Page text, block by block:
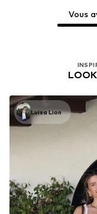
Vous
Luisa Lion